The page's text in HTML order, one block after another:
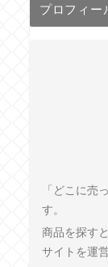
プロフィー
「どこに売
す。
商品を探す
サイトを運